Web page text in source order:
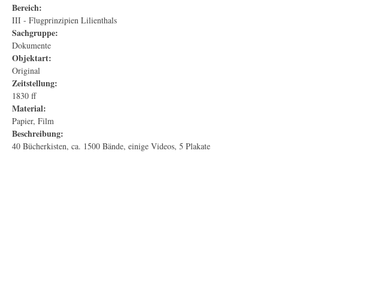
Bereich:
III - Flugprinzipien Lilienthals
Sachgruppe:
Dokumente
Objektart:
Original
Zeitstellung:
1830 ff
Material:
Papier, Film
Beschreibung:
40 Bücherkisten, ca. 1500 Bände, einige Videos, 5 Plakate